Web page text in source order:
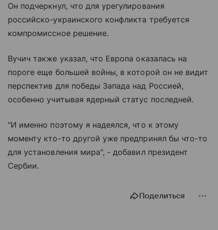
Он подчеркнул, что для урегулирования
российско-украинского конфликта требуется
компромиссное решение.
Вучич также указал, что Европа оказалась на
пороге еще большей войны, в которой он не видит
перспектив для победы Запада над Россией,
особенно учитывая ядерный статус последней.
"И именно поэтому я надеялся, что к этому
моменту кто-то другой уже предпринял бы что-то
для установления мира", - добавил президент
Сербии.
Поделиться